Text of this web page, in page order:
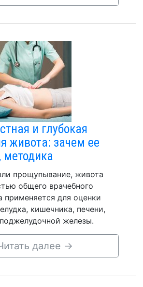
и глубокая
живота: зачем ее
методика
прощупывание, живота
общего врачебного
применяется для оценки
кишечника, печени,
железы.
далее →